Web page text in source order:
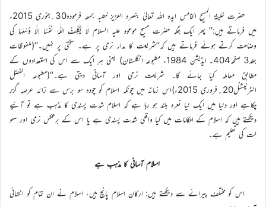
حضرت خلیفۃ المسیح الخامس ایدہ اللہ تعالیٰ بنصرہ العزیز خطبہ جمعہ فرمودہ30؍جنوری 2015ء
میں فرماتے ہیں:’’ پھر ایک جگہ حضرت مسیح موعود علیہ السلام لَا یُکَلِّفُ اللّٰهُ نَفْسًا اِلَّا وُسْعَهَا کی
وضاحت کرتے ہوئے فرماتے ہیں کہ’’شریعت کا مدار نرمی پر ہے۔ سختی پر نہیں۔‘‘(ملفوظات
جلد3 صفحہ404۔ ایڈیشن 1984ء مطبوعہ انگلستان) یعنی ہر ایک سے اس کی استعدادوں کے
مطابق معاملہ کیا جائے گا۔ شریعت نرمی اور آسانی دیتی ہے۔‘‘(مطبوعہ الفضل
انٹرنیشنل20؍فروری 2015ء)اس زمانہ میں چونکہ اسلام کو چودہ سو برس سے زائد عرصہ گزر
چکاہے اور دنیا میں ایک نیا نعرہ بلند ہو رہا ہے کہ اسلام شدت پسندی کا مذہب ہے تو آئیے
دیکھتے ہیں کہ اسلام کے احکامات میں کیا واقعی شدت پسندی ہے یا اس کے برعکس نرمی اور سہو
لت کی تعلیم ہے۔
اسلام آسانی کا مذہب ہے
اس کو مختلف پیرائے سے دیکھتے ہیں: ارکان اسلام پانچ ہیں، اسلام نے ان تمام کو انتہائی